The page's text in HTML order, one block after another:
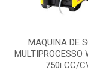
MAQUINA DE
MULTIPROCESSO
750i CC/